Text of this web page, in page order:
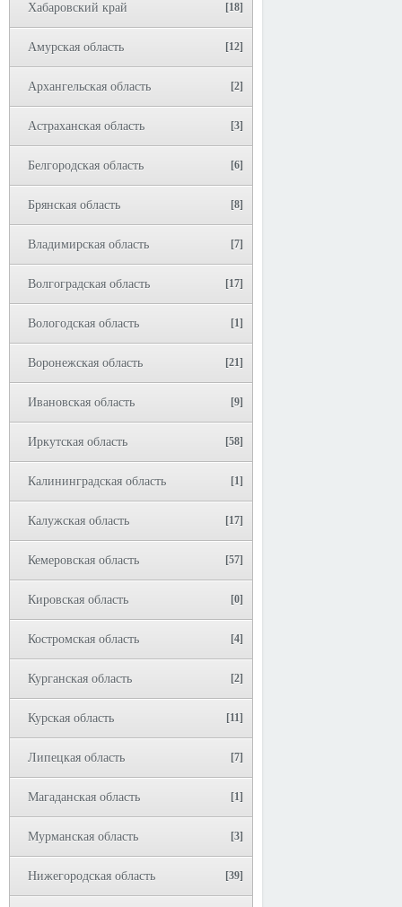
Хабаровский край [18]
Амурская область [12]
Архангельская область [2]
Астраханская область [3]
Белгородская область [6]
Брянская область [8]
Владимирская область [7]
Волгоградская область [17]
Вологодская область [1]
Воронежская область [21]
Ивановская область [9]
Иркутская область [58]
Калининградская область [1]
Калужская область [17]
Кемеровская область [57]
Кировская область [0]
Костромская область [4]
Курганская область [2]
Курская область [11]
Липецкая область [7]
Магаданская область [1]
Мурманская область [3]
Нижегородская область [39]